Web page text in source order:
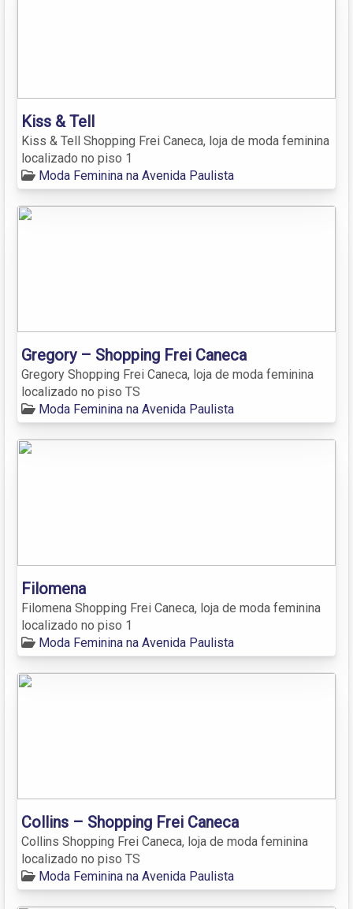
Kiss & Tell
Kiss & Tell Shopping Frei Caneca, loja de moda feminina
localizado no piso 1
Moda Feminina na Avenida Paulista
Gregory – Shopping Frei Caneca
Gregory Shopping Frei Caneca, loja de moda feminina
localizado no piso TS
Moda Feminina na Avenida Paulista
Filomena
Filomena Shopping Frei Caneca, loja de moda feminina
localizado no piso 1
Moda Feminina na Avenida Paulista
Collins – Shopping Frei Caneca
Collins Shopping Frei Caneca, loja de moda feminina
localizado no piso TS
Moda Feminina na Avenida Paulista